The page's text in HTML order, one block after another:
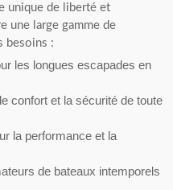
unique de liberté et
une large gamme de
besoins :
les longues escapades en
confort et la sécurité de toute
la performance et la
de bateaux intemporels